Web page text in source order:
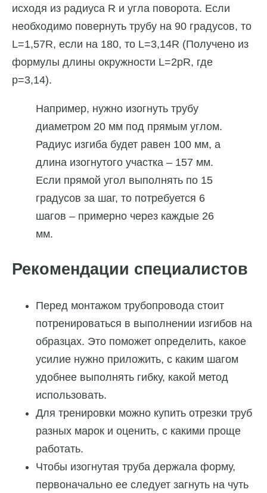
исходя из радиуса R и угла поворота. Если
необходимо повернуть трубу на 90 градусов, то
L=1,57R, если на 180, то L=3,14R (Получено из
формулы длины окружности L=2pR, где
р=3,14).
Например, нужно изогнуть трубу
диаметром 20 мм под прямым углом.
Радиус изгиба будет равен 100 мм, а
длина изогнутого участка – 157 мм.
Если прямой угол выполнять по 15
градусов за шаг, то потребуется 6
шагов – примерно через каждые 26
мм.
Рекомендации специалистов
Перед монтажом трубопровода стоит
потренироваться в выполнении изгибов на
образцах. Это поможет определить, какое
усилие нужно приложить, с каким шагом
удобнее выполнять гибку, какой метод
использовать.
Для тренировки можно купить отрезки труб
разных марок и оценить, с какими проще
работать.
Чтобы изогнутая труба держала форму,
первоначально ее следует загнуть на чуть